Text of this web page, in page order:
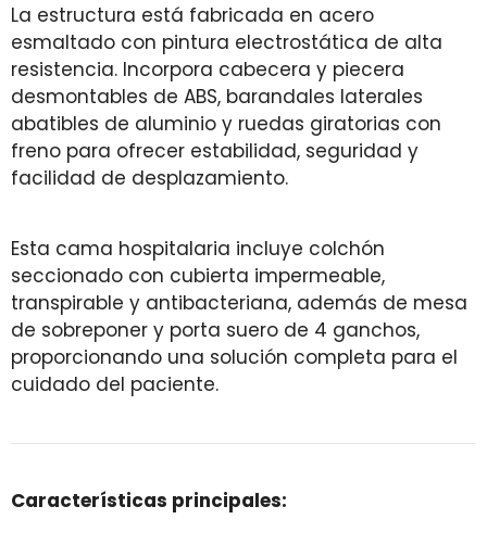
La estructura está fabricada en acero
esmaltado con pintura electrostática de alta
resistencia. Incorpora cabecera y piecera
desmontables de ABS, barandales laterales
abatibles de aluminio y ruedas giratorias con
freno para ofrecer estabilidad, seguridad y
facilidad de desplazamiento.
Esta cama hospitalaria incluye colchón
seccionado con cubierta impermeable,
transpirable y antibacteriana, además de mesa
de sobreponer y porta suero de 4 ganchos,
proporcionando una solución completa para el
cuidado del paciente.
Características principales: